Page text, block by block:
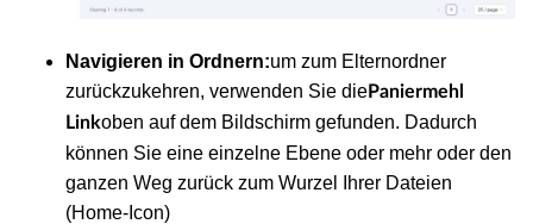
Navigieren in Ordnern:um zum Elternordner
zurückzukehren, verwenden Sie diePaniermehl
Linkoben auf dem Bildschirm gefunden. Dadurch
können Sie eine einzelne Ebene oder mehr oder den
ganzen Weg zurück zum Wurzel Ihrer Dateien
(Home-Icon)